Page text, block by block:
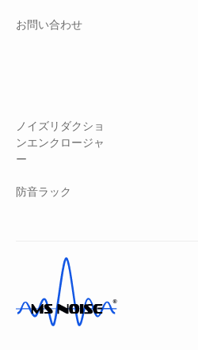
お問い合わせ
ノイズリダクショ
ンエンクロージャ
ー
防音ラック